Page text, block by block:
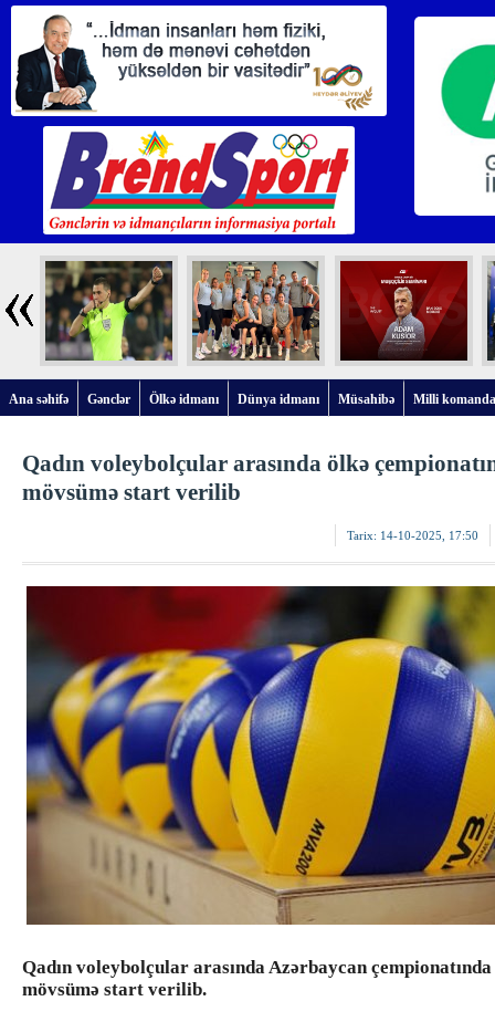
Ana səhifə Gənclər Ölkə idmanı Dünya idmanı Müsahibə Milli
Qadın voleybolçular arasında ölkə
mövsümə start verilib
Tarix: 14-10-2025, 17:50
Qadın voleybolçular arasında Azərbaycan
mövsümə start verilib.